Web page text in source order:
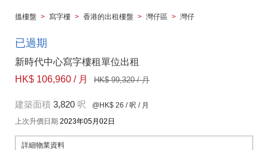
搵樓盤 > 寫字樓 > 香港的出租樓盤 > 灣仔區 > 灣仔
已過期
新時代中心寫字樓租單位出租
HK$ 106,960 / 月
HK$ 99,320 / 月
建築面積 3,820 呎 @HK$ 26 / 呎 / 月
上次升價日期 2023年05月02日
詳細物業資料